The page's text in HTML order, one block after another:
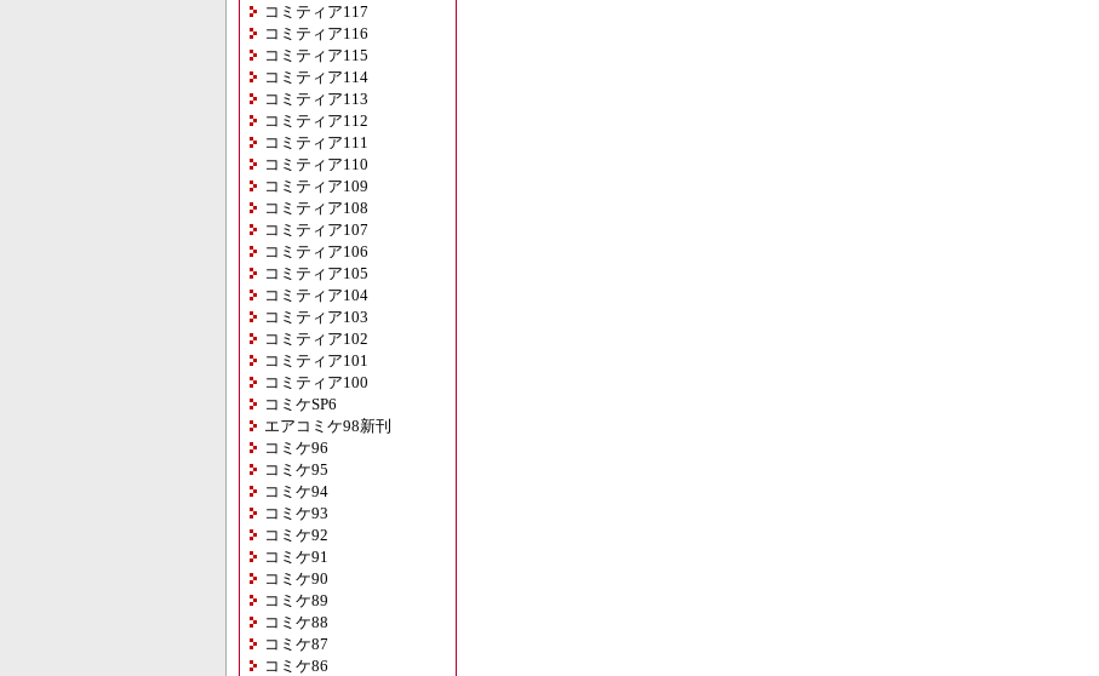
コミティア117
コミティア116
コミティア115
コミティア114
コミティア113
コミティア112
コミティア111
コミティア110
コミティア109
コミティア108
コミティア107
コミティア106
コミティア105
コミティア104
コミティア103
コミティア102
コミティア101
コミティア100
コミケSP6
エアコミケ98新刊
コミケ96
コミケ95
コミケ94
コミケ93
コミケ92
コミケ91
コミケ90
コミケ89
コミケ88
コミケ87
コミケ86